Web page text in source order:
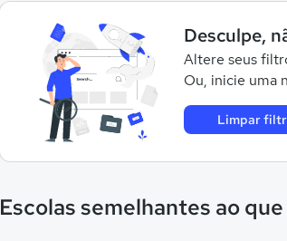
Desculpe,
Altere seus
Ou, inicie uma
Limpar
Escolas semelhantes ao